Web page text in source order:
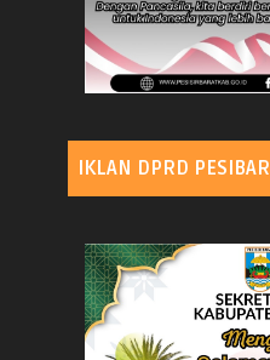
IKLAN DPRD PESIBAR